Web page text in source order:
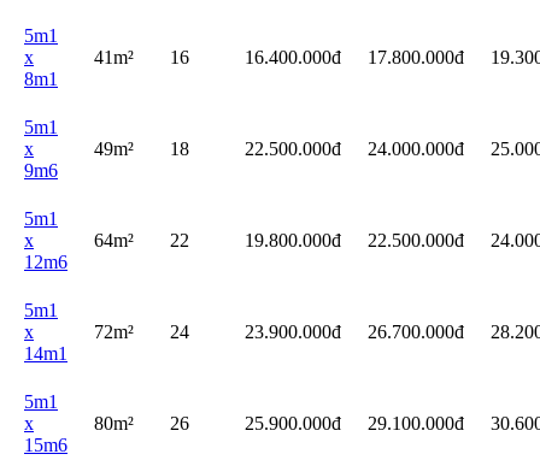
5m1
x
8m1
41m² 16 16.400.000đ 17.800.000đ
5m1
x
9m6
49m² 18 22.500.000đ 24.000.000đ
5m1
x
12m6
64m² 22 19.800.000đ 22.500.000đ
5m1
x
14m1
72m² 24 23.900.000đ 26.700.000đ
5m1
x
15m6
80m² 26 25.900.000đ 29.100.000đ